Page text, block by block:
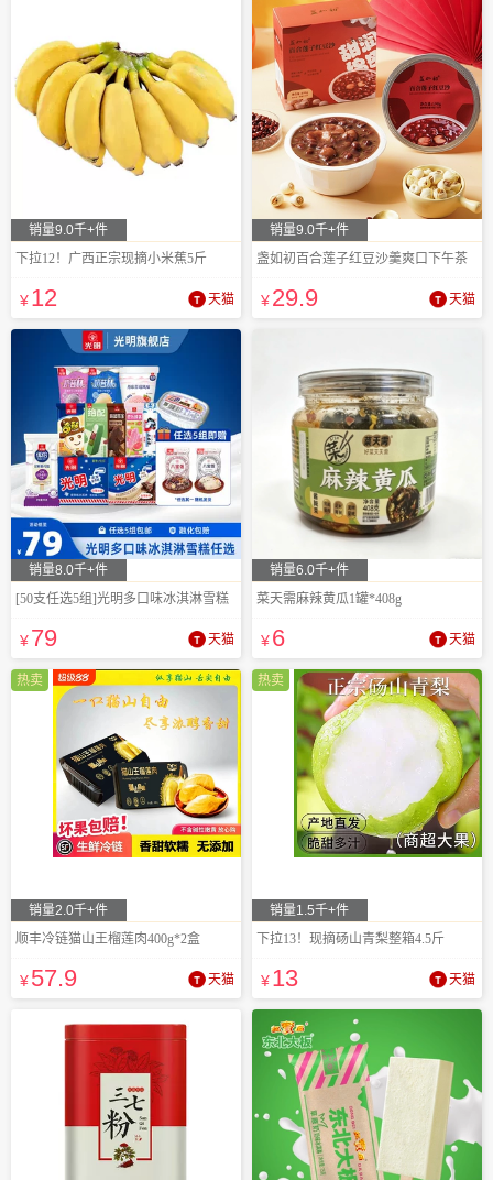
销量9.0千+件
下拉12！广西正宗现摘小米蕉5斤
¥12 天猫
销量9.0千+件
盏如初百合莲子红豆沙羹爽口下午茶
¥29.9 天猫
销量8.0千+件
[50支任选5组]光明多口味冰淇淋雪糕
¥79 天猫
销量6.0千+件
菜天需麻辣黄瓜1罐*408g
¥6 天猫
热卖
销量2.0千+件
顺丰冷链猫山王榴莲肉400g*2盒
¥57.9 天猫
热卖
销量1.5千+件
下拉13！现摘砀山青梨整箱4.5斤
¥13 天猫